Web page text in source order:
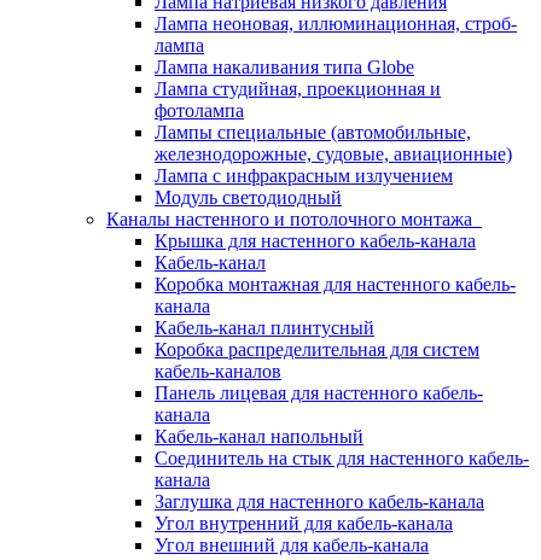
Лампа неоновая, иллюминационная, строб-
лампа
Лампа накаливания типа Globe
Лампа студийная, проекционная и
фотолампа
Лампы специальные (автомобильные,
железнодорожные, судовые, авиационные)
Лампа с инфракрасным излучением
Модуль светодиодный
Каналы настенного и потолочного монтажа
Крышка для настенного кабель-канала
Кабель-канал
Коробка монтажная для настенного кабель-
канала
Кабель-канал плинтусный
Коробка распределительная для систем
кабель-каналов
Панель лицевая для настенного кабель-
канала
Кабель-канал напольный
Соединитель на стык для настенного кабель-
канала
Заглушка для настенного кабель-канала
Угол внутренний для кабель-канала
Угол внешний для кабель-канала